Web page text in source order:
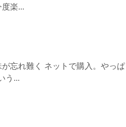
楽...
忘れ難く ネットで購入。やっぱ
う...